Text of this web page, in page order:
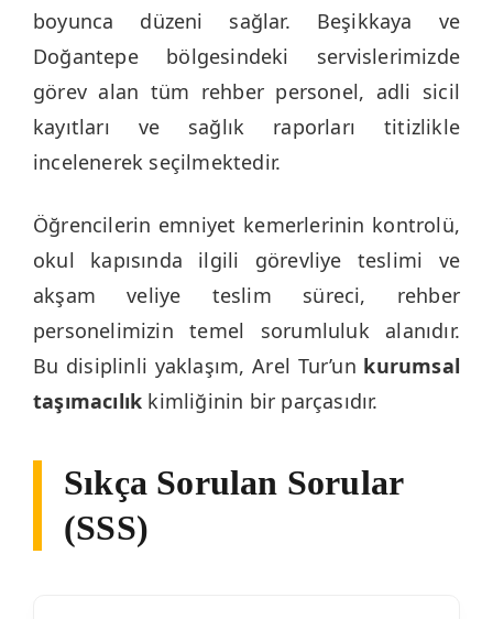
boyunca düzeni sağlar. Beşikkaya ve
Doğantepe bölgesindeki servislerimizde
görev alan tüm rehber personel, adli sicil
kayıtları ve sağlık raporları titizlikle
incelenerek seçilmektedir.
Öğrencilerin emniyet kemerlerinin kontrolü,
okul kapısında ilgili görevliye teslimi ve
akşam veliye teslim süreci, rehber
personelimizin temel sorumluluk alanıdır.
Bu disiplinli yaklaşım, Arel Tur’un kurumsal
taşımacılık kimliğinin bir parçasıdır.
Sıkça Sorulan Sorular
(SSS)